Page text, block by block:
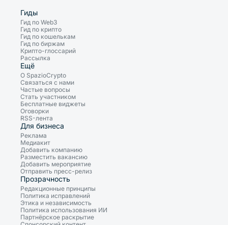
Гиды
Гид по Web3
Гид по крипто
Гид по кошелькам
Гид по биржам
Крипто-глоссарий
Рассылка
Ещё
О SpazioCrypto
Связаться с нами
Частые вопросы
Стать участником
Бесплатные виджеты
Оговорки
RSS-лента
Для бизнеса
Реклама
Медиакит
Добавить компанию
Разместить вакансию
Добавить мероприятие
Отправить пресс-релиз
Прозрачность
Редакционные принципы
Политика исправлений
Этика и независимость
Политика использования ИИ
Партнёрское раскрытие